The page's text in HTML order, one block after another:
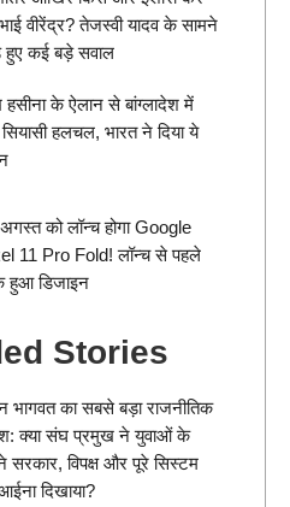
वीरेंद्र? तेजस्वी यादव के सामने
कई बड़े सवाल
के ऐलान से बांग्लादेश में
सियासी हलचल, भारत ने दिया ये
को लॉन्च होगा Google
11 Pro Fold! लॉन्च से पहले
हुआ डिजाइन
Stories
भागवत का सबसे बड़ा राजनीतिक
क्या संघ प्रमुख ने युवाओं के
सरकार, विपक्ष और पूरे सिस्टम
दिखाया?